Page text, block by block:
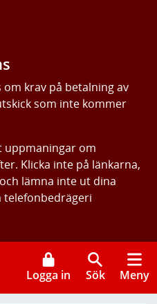
om krav på betalning av
som inte kommer
uppmaningar om
Klicka inte på länkarna,
lämna inte ut dina
telefonbedrägeri
Logga in Sök Meny